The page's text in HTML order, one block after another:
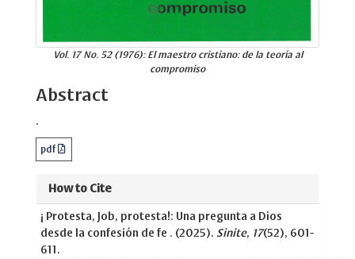
Vol. 17 No. 52 (1976): El maestro cristiano: de la teoría al
compromiso
Abstract
.
pdf
How to Cite
¡ Protesta, Job, protesta!: Una pregunta a Dios
desde la confesión de fe . (2025). Sinite, 17(52), 601-
611.